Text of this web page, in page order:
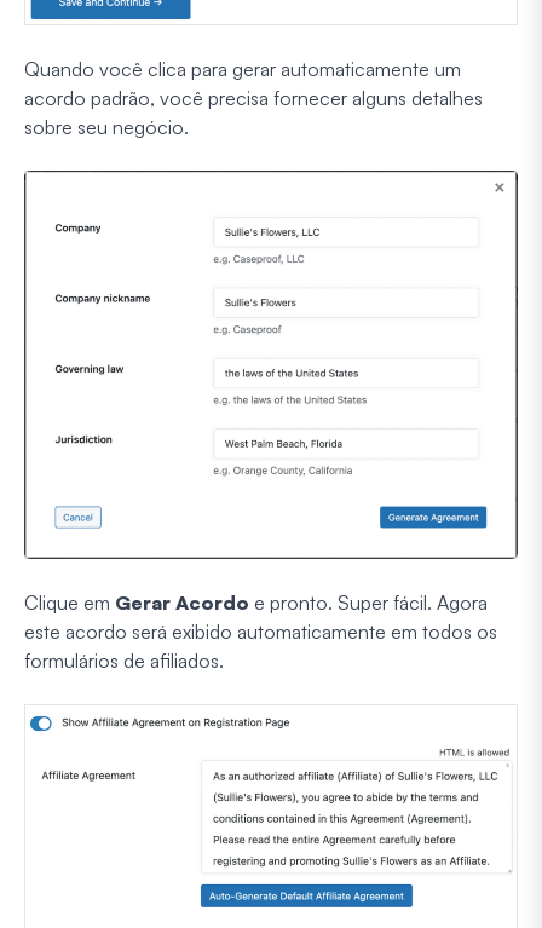
Quando você clica para gerar automaticamente um
acordo padrão, você precisa fornecer alguns detalhes
sobre seu negócio.
Clique em Gerar Acordo e pronto. Super fácil. Agora
este acordo será exibido automaticamente em todos os
formulários de afiliados.